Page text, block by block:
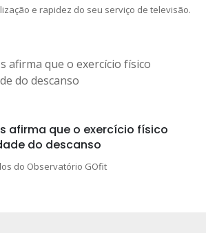
e rapidez do seu serviço de televisão.
afirma que o exercício físico
do descanso
do Observatório GOfit